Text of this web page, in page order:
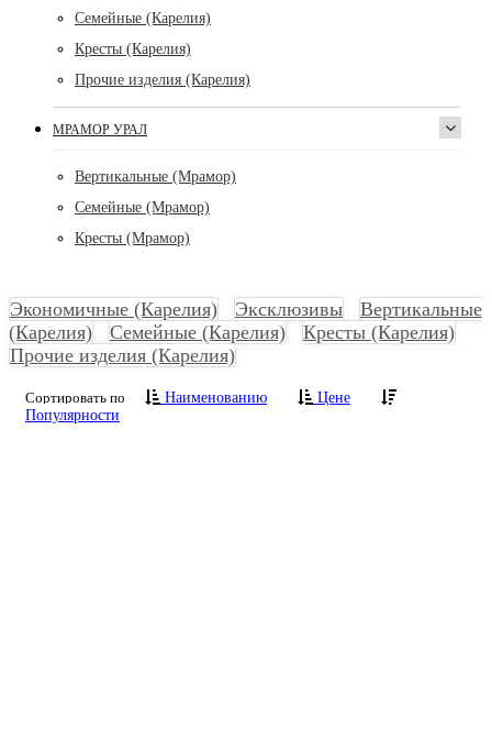
Семейные (Карелия)
Кресты (Карелия)
Прочие изделия (Карелия)
МРАМОР УРАЛ
Вертикальные (Мрамор)
Семейные (Мрамор)
Кресты (Мрамор)
Экономичные (Карелия) Эксклюзивы
Вертикальные
(Карелия)
Семейные (Карелия)
Кресты (Карелия)
Прочие изделия (Карелия)
Сортировать по Наименованию
Цене
Популярности